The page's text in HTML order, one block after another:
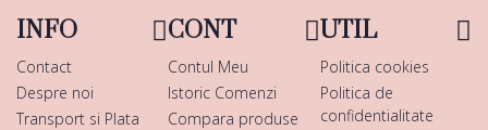
INFO
Contact
Despre noi
Transport si Plata
CONT
Contul Meu
Istoric Comenzi
Compara produse
UTIL
Politica cookies
Politica de
confidentialitate